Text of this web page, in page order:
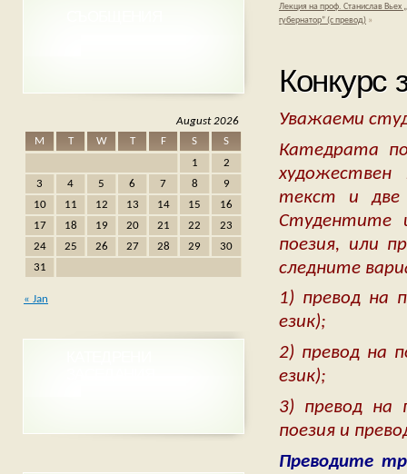
Лекция на проф. Станислав Вьех
губернатор” (с превод) »
Конкурс
Уважаеми
Катедрата по
текст и две
Студентите
поезия, или
следните
1) превод на
език);
2) превод на
език);
3) превод на
поезия и
Преводите
August 2026
M
T W T F S
S
1
2
3
4 5 6 7 8
9
10
11 12 13 14 15
16
17
18 19 20 21 22
23
24
25 26 27 28 29
30
31
« Jan